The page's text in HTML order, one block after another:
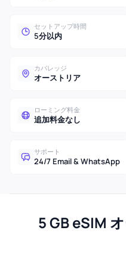
セットアップ時間
5分以内
カバレッジ
オーストリア
ローミング料金
追加料金なし
サポート
24/7 Email & WhatsApp
5 GB eSIM